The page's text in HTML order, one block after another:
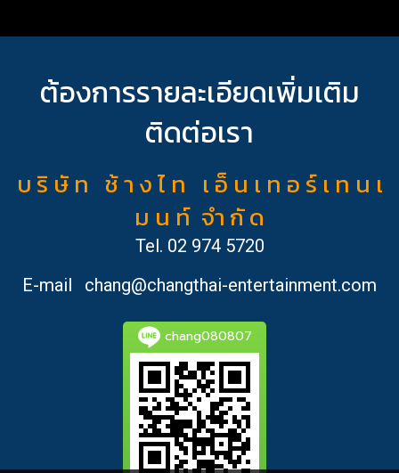
ต้องการรายละเอียดเพิ่มเติม
ติดต่อเรา
บ ริ ษั ท ช้ า ง ไ ท เ อ็ น เ ท อ ร์ เ ท น เ
ม น ท์ จำ กั ด
Tel. 02 974 5720
E-mail
chang@changthai-entertainment.com
chang080807